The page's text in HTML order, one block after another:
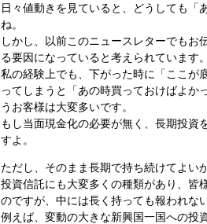
日々値動きを見ていると、どうしても「
ね。
しかし、以前このニュースレターでも
る要因になっていると考えられています
私の経験上でも、下がった時に「ここが
ってしまうと「あの時買っておけばよか
うお客様は大変多いです。
もし当面現金化の必要が無く、長期投資
すよ。
ただし、そのまま長期で持ち続けてよい
投資信託にも大変多くの種類があり、皆
のですが、中には長く持っても報われな
例えば、変動の大きな新興国一国への投